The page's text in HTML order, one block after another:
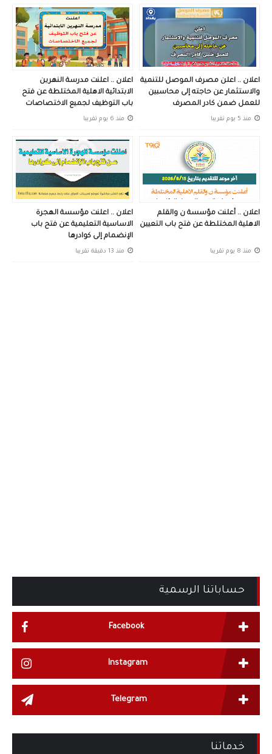
اعلان .. اعلن مصرف الموصل للتنمية
والاستثمار عن حاجته إلى محاسبين
للعمل ضمن كادر المصرف
منذ 5 يوم تقريبا
اعلان .. اعلنت مدرسة النهرين
الابتدائية الاهلية المختلطة عن فتح
باب التوظيف لجميع الاختصاصات
منذ 6 يوم تقريبا
اعلان .. أعلنت مؤسسة ن والقلم
الاهلية المختلطة عن فتح باب التعيين
منذ 8 يوم تقريبا
اعلان .. اعلنت مؤسسة الهجرة
الاساسية التعليمية عن فتح باب
الإنضمام إلى كوادرها
منذ 13 دقيقة تقريبا
حساباتنا الرسمية
Facebook
Instagram
Telegram
خدماتنا